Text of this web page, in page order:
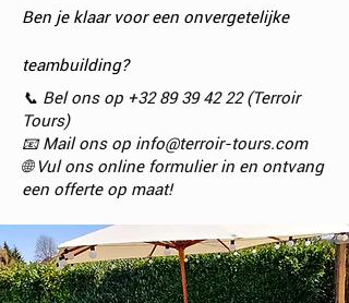
Ben je klaar voor een onvergetelijke
teambuilding?
📞 Bel ons op +32 89 39 42 22(Terroir
Tours)
📧 Mail ons op info@terroir-tours.com
🌐 Vul ons online formulier in en ontvang
een offerte op maat!